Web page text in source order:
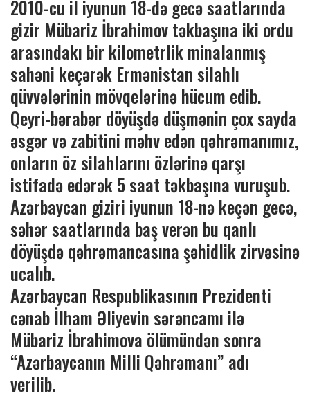
2010-cu il iyunun 18-də gecə saatlarında
gizir Mübariz İbrahimov təkbaşına iki ordu
arasındakı bir kilometrlik minalanmış
sahəni keçərək Ermənistan silahlı
qüvvələrinin mövqelərinə hücum edib.
Qeyri-bərabər döyüşdə düşmənin çox sayda
əsgər və zabitini məhv edən qəhrəmanımız,
onların öz silahlarını özlərinə qarşı
istifadə edərək 5 saat təkbaşına vuruşub.
Azərbaycan giziri iyunun 18-nə keçən gecə,
səhər saatlarında baş verən bu qanlı
döyüşdə qəhrəmancasına şəhidlik zirvəsinə
ucalıb.
Azərbaycan Respublikasının Prezidenti
cənab İlham Əliyevin sərəncamı ilə
Mübariz İbrahimova ölümündən sonra
“Azərbaycanın Milli Qəhrəmanı” adı
verilib.